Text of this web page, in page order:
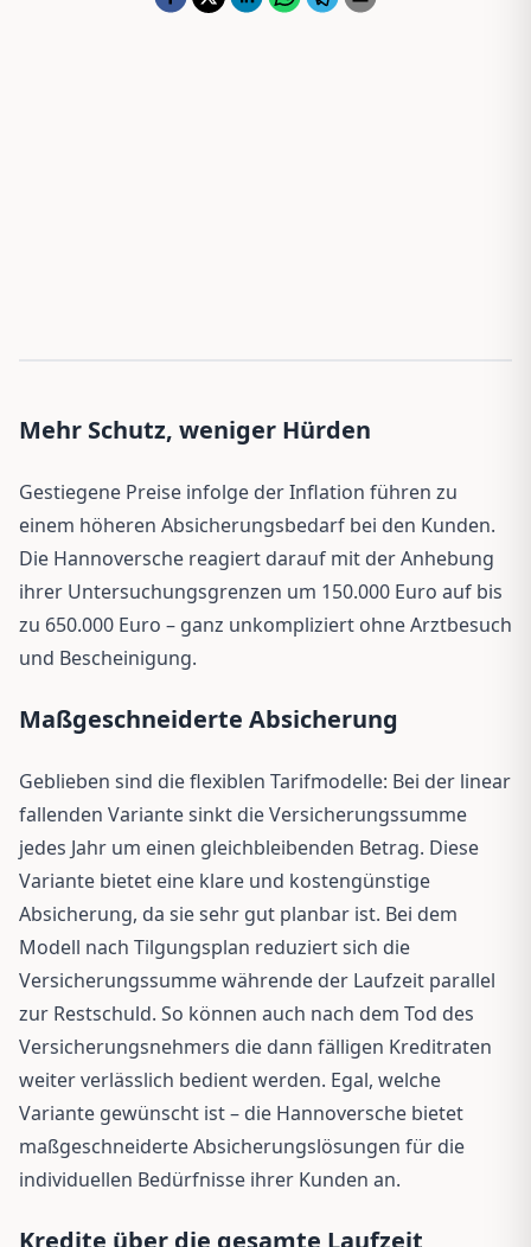
Mehr Schutz, weniger Hürden
Gestiegene Preise infolge der Inflation führen zu
einem höheren Absicherungsbedarf bei den Kunden.
Die Hannoversche reagiert darauf mit der Anhebung
ihrer Untersuchungsgrenzen um 150.000 Euro auf bis
zu 650.000 Euro – ganz unkompliziert ohne Arztbesuch
und Bescheinigung.
Maßgeschneiderte Absicherung
Geblieben sind die flexiblen Tarifmodelle: Bei der linear
fallenden Variante sinkt die Versicherungssumme
jedes Jahr um einen gleichbleibenden Betrag. Diese
Variante bietet eine klare und kostengünstige
Absicherung, da sie sehr gut planbar ist. Bei dem
Modell nach Tilgungsplan reduziert sich die
Versicherungssumme währende der Laufzeit parallel
zur Restschuld. So können auch nach dem Tod des
Versicherungsnehmers die dann fälligen Kreditraten
weiter verlässlich bedient werden. Egal, welche
Variante gewünscht ist – die Hannoversche bietet
maßgeschneiderte Absicherungslösungen für die
individuellen Bedürfnisse ihrer Kunden an.
Kredite über die gesamte Laufzeit